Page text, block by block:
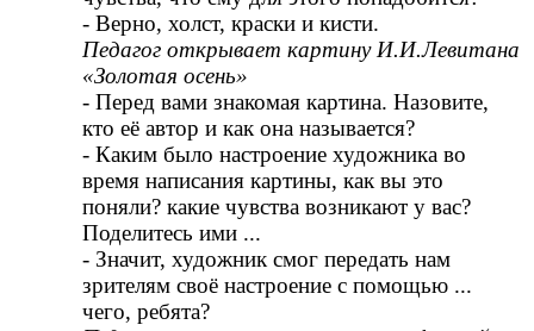
- Верно, холст, краски и кисти.
Педагог открывает картину И.И.Левитана
«Золотая осень»
- Перед вами знакомая картина. Назовите,
кто её автор и как она называется?
- Каким было настроение художника во
время написания картины, как вы это
поняли? какие чувства возникают у вас?
Поделитесь ими ...
- Значит, художник смог передать нам
зрителям своё настроение с помощью ...
чего, ребята?